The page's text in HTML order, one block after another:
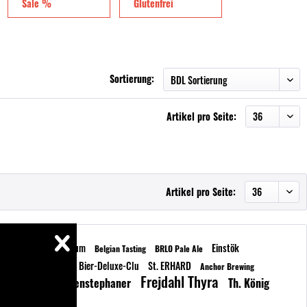
Sale % Glutenfrei
Sortierung:
Artikel pro Seite:
Artikel pro Seite:
Delirium Belgian Tasting BRLO Pale Ale Einstök
Bier-Deluxe-Clu St. ERHARD Anchor Brewing
Weihenstephaner Frejdahl Thyra Th. König